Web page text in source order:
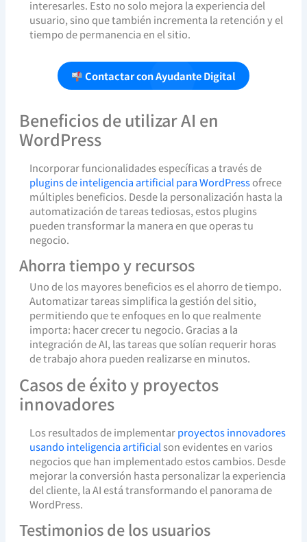
interesarles. Esto no solo mejora la experiencia del
usuario, sino que también incrementa la retención y el
tiempo de permanencia en el sitio.
Contactar con Ayudante Digital
Beneficios de utilizar AI en
WordPress
Incorporar funcionalidades específicas a través de
plugins de inteligencia artificial para WordPressofrece
múltiples beneficios. Desde la personalización hasta la
automatización de tareas tediosas, estos plugins
pueden transformar la manera en que operas tu
negocio.
Ahorra tiempo y recursos
Uno de los mayores beneficios es el ahorro de tiempo.
Automatizar tareas simplifica la gestión del sitio,
permitiendo que te enfoques en lo que realmente
importa: hacer crecer tu negocio. Gracias a la
integración de AI, las tareas que solían requerir horas
de trabajo ahora pueden realizarse en minutos.
Casos de éxito y proyectos
innovadores
Los resultados de implementarproyectos innovadores
usando inteligencia artificial son evidentes en varios
negocios que han implementado estos cambios. Desde
mejorar la conversión hasta personalizar la experiencia
del cliente, la AI está transformando el panorama de
WordPress.
Testimonios de los usuarios